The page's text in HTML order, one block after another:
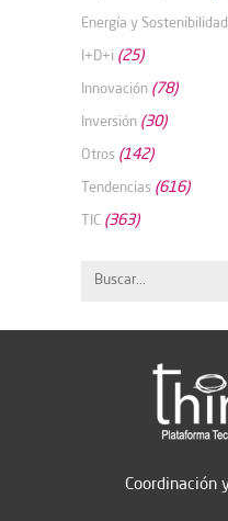
Energía y Sostenibilidad
I+D+i (25)
Innovación (78)
Inversión (30)
Otros (142)
Tendencias (616)
TIC (363)
Coordinación